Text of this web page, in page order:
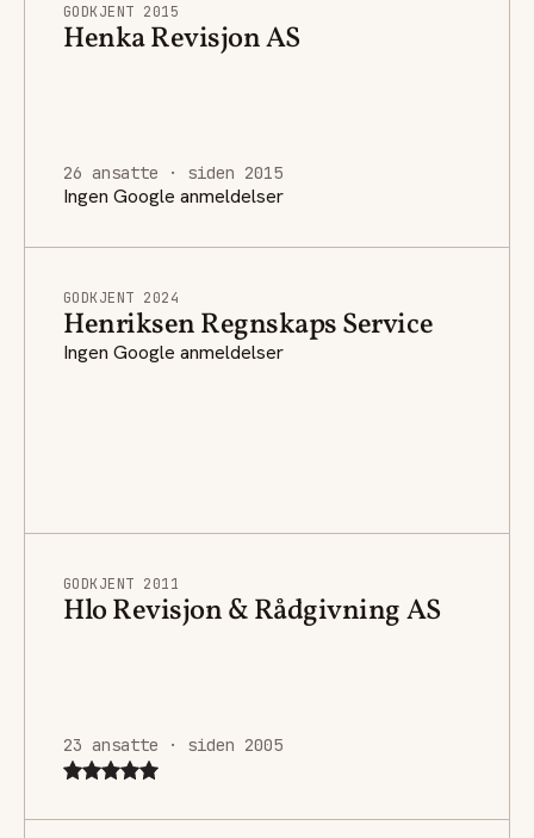
GODKJENT 2015
Henka Revisjon AS
26 ansatte · siden 2015
Ingen Google anmeldelser
GODKJENT 2024
Henriksen Regnskaps Service
Ingen Google anmeldelser
GODKJENT 2011
Hlo Revisjon & Rådgivning AS
23 ansatte · siden 2005